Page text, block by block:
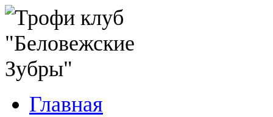
Главная